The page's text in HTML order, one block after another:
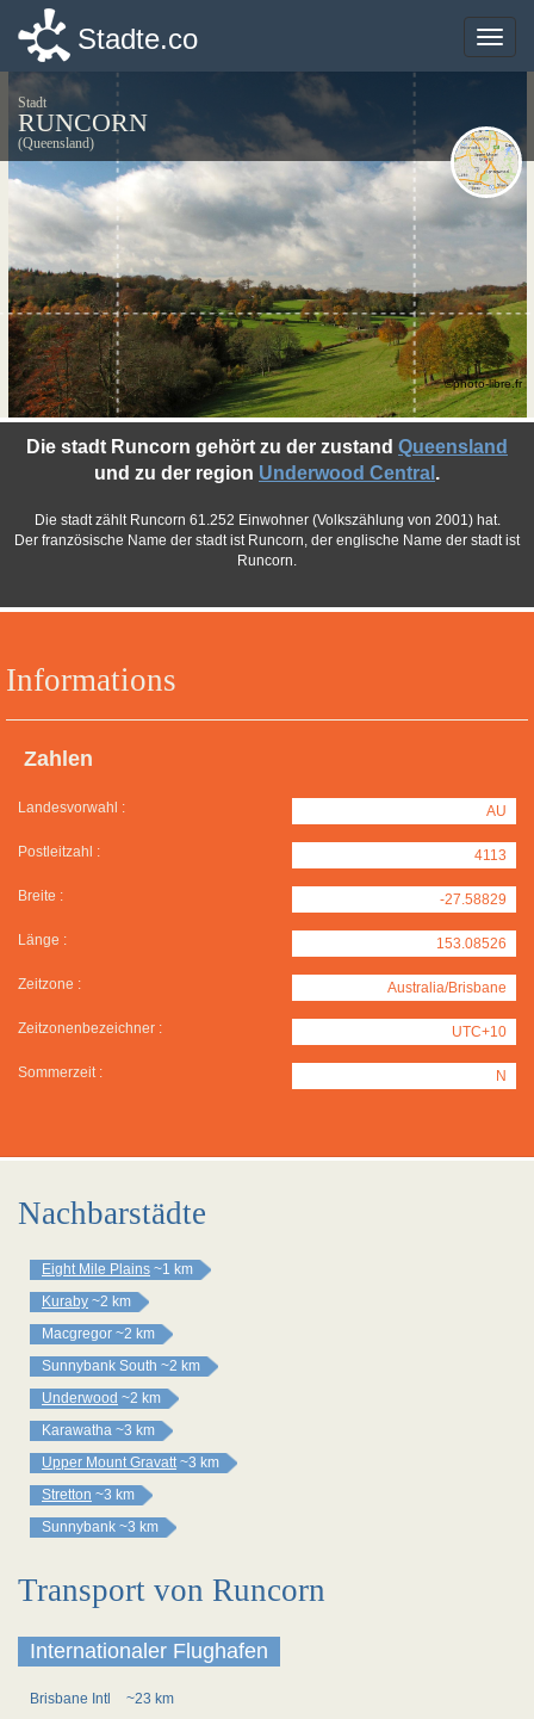
Toggle
Stadte.co
Stadt
RUNCORN
(Queensland)
Informations
Zahlen
Landesvorwahl : AU
Postleitzahl : 4113
Breite : -27.58829
Länge : 153.08526
Zeitzone : Australia/Brisbane
Zeitzonenbezeichner : UTC+10
Sommerzeit : N
Die stadt Runcorn gehört zu der zustand Queensland
und zu der region Underwood Central .
Die stadt zählt Runcorn 61.252 Einwohner (Volkszählung von 2001) hat.
Der französische Name der stadt ist Runcorn, der englische Name der stadt ist
Runcorn.
©photo-libre.fr
Nachbarstädte
Eight Mile Plains ~1 km
Kuraby ~2 km
Macgregor ~2 km
Sunnybank South ~2 km
Underwood ~2 km
Karawatha ~3 km
Upper Mount Gravatt ~3 km
Stretton ~3 km
Sunnybank ~3 km
Transport von Runcorn
Internationaler Flughafen
Brisbane Intl ~23 km
Toggle
Stadte.co